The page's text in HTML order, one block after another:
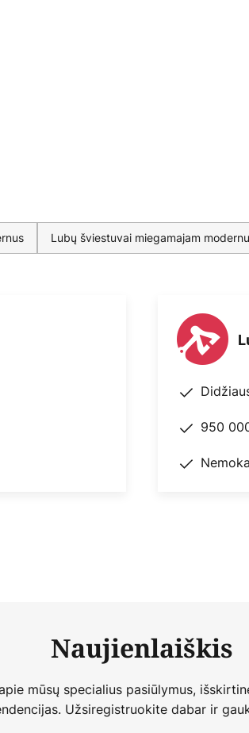
Lubų šviestuvai miegamajam
950
Naujienlaiškis
mūsų specialius pasiūlymus,
Užsiregistruokite dabar ir